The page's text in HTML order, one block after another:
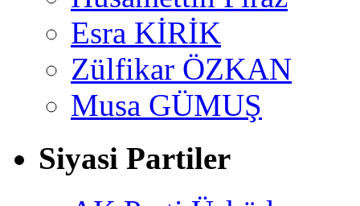
Esra KİRİK
Zülfikar ÖZKAN
Musa GÜMUŞ
Siyasi Partiler